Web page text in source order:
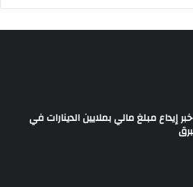
إيداع مبلغ مالي بملايين الدينارات في